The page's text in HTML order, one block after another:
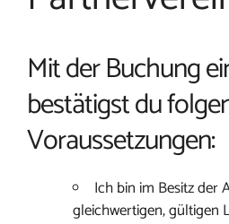
Mit der Buchung
bestätigst du
Voraussetzungen:
Ich bin im Besitz der
gleichwertigen, gültigen